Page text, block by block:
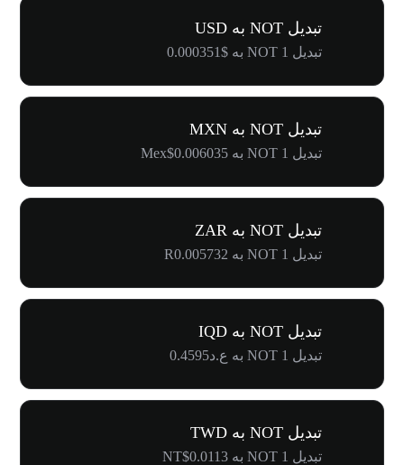
تبدیل NOT به USD
تبدیل 1 NOT به $0.000351
تبدیل NOT به MXN
تبدیل 1 NOT به Mex$0.006035
تبدیل NOT به ZAR
تبدیل 1 NOT به R0.005732
تبدیل NOT به IQD
تبدیل 1 NOT به ع.د0.4595
تبدیل NOT به TWD
تبدیل 1 NOT به NT$0.0113